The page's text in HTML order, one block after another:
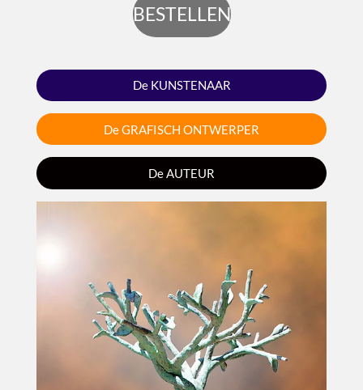
BESTELLEN
De KUNSTENAAR
De GRAFISCH ONTWERPER
De AUTEUR